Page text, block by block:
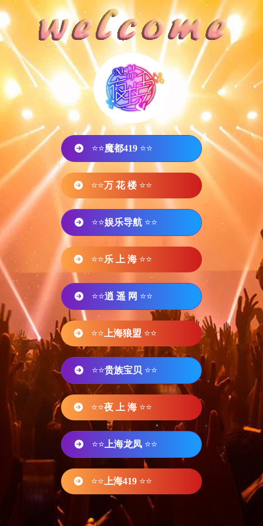
⭐⭐魔都419 ⭐⭐
⭐⭐万 花 楼 ⭐⭐
⭐⭐娱乐导航 ⭐⭐
⭐⭐乐 上 海 ⭐⭐
⭐⭐逍 遥 网 ⭐⭐
⭐⭐ 上海狼盟 ⭐⭐
⭐⭐贵族宝贝 ⭐⭐
⭐⭐夜 上 海 ⭐⭐
⭐⭐ 上海龙凤 ⭐⭐
⭐⭐ 上海419 ⭐⭐